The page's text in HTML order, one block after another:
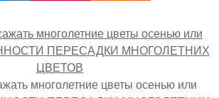
многолетние цветы осенью или